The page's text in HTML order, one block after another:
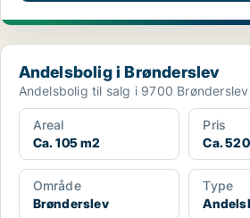
Andelsbolig i Brønderslev
Andelsbolig i Brønderslev
Andelsbolig til salg i 9700 Brønderslev
Areal
Ca. 105 m2
Pris
Ca.
Område
Brønderslev
Type